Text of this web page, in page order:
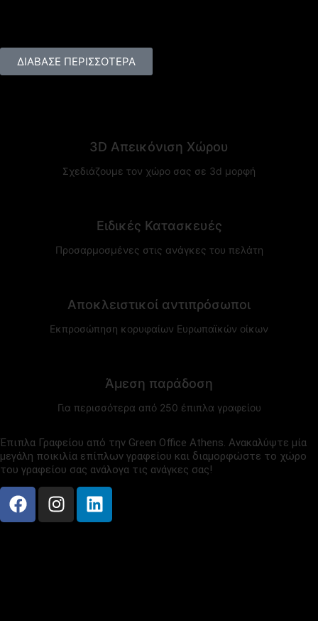
ΔΙΑΒΑΣΕ ΠΕΡΙΣΣΟΤΕΡΑ
3D Απεικόνιση Χώρου
Σχεδιάζουμε τον χώρο σας σε 3d μορφή
Ειδικές Κατασκευές
Προσαρμοσμένες στις ανάγκες του πελάτη
Αποκλειστικοί αντιπρόσωποι
Εκπροσώπηση κορυφαίων Ευρωπαϊκών οίκων
Άμεση παράδοση
Για περισσότερα από 250 έπιπλα γραφείου
Έπιπλα Γραφείου από την Green Office Athens. Ανακαλύψτε μία
μεγάλη ποικιλία επίπλων γραφείου και διαμορφώστε το χώρο
του γραφείου σας ανάλογα τις ανάγκες σας!